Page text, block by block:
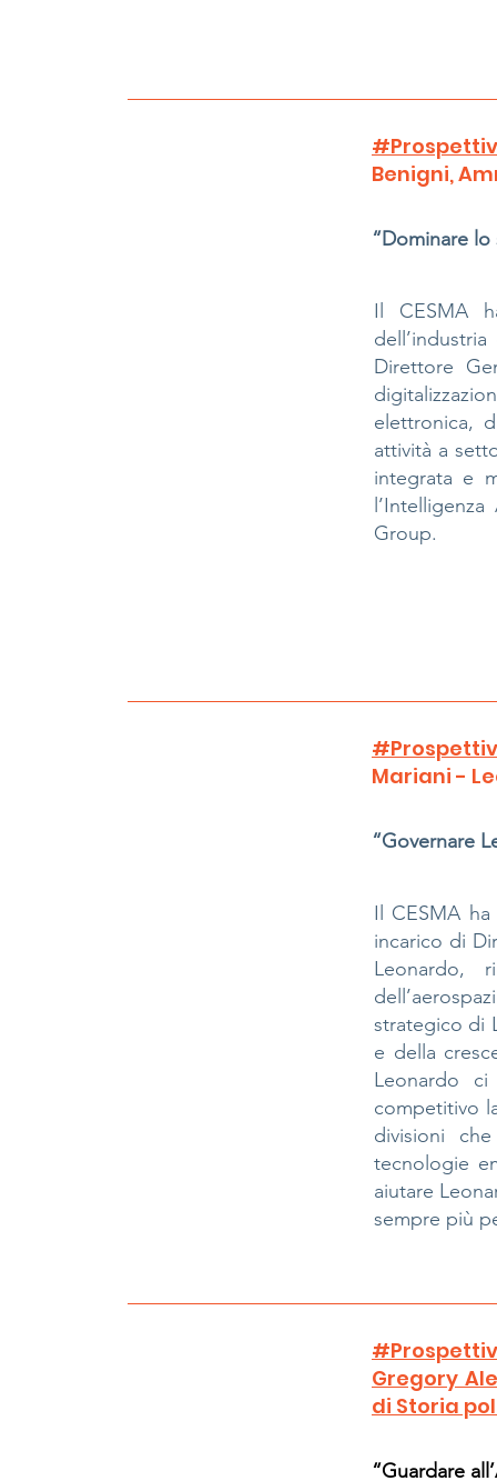
Benigni,
“Dominare
Il CESMA
Direttore
elettronica,
attività a
integrata e
Group.
Mariani -
“Governare
Il CESMA
incarico di
Leonardo,
strategico di
e della
Leonardo
competitivo
divisioni
tecnologie
aiutare
sempre più
Gregory
di Storia
“Guardare